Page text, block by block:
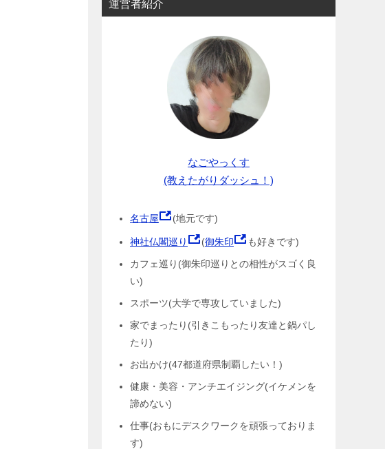
運営者紹介
なごやっくす
(教えたがりダッシュ！)
名古屋 (地元です)
神社仏閣巡り (御朱印
も好きです)
カフェ巡り(御朱印巡りとの相性がスゴく良
い)
スポーツ(大学で専攻していました)
家でまったり(引きこもったり友達と鍋パし
たり)
お出かけ(47都道府県制覇したい！)
健康・美容・アンチエイジング(イケメンを
諦めない)
仕事(おもにデスクワークを頑張っておりま
す)